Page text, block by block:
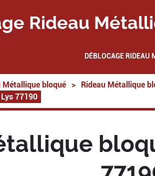
Rideau
DÉBLOCAGE RIDEAU
Métallique bloqué > Rideau Métallique
77190